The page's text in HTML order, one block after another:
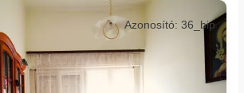
Azonosító: 36_bip